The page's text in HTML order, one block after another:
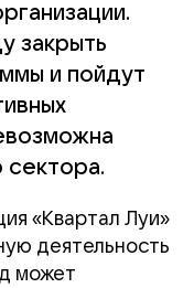
закрыть
и пойдут
сектора.
«Квартал Луи»
деятельность
может